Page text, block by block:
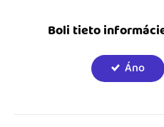
Boli tieto
Áno